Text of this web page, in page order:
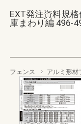
EXT発注資料規
庫まわり編 496-
フェンス アルミ形材